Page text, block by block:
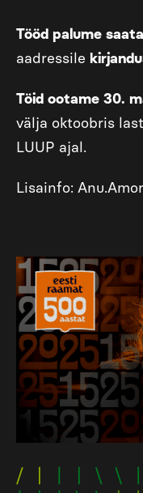
Tööd palume
aadressile
Töid ootame 30.
välja oktoobris
LUUP ajal.
Lisainfo: